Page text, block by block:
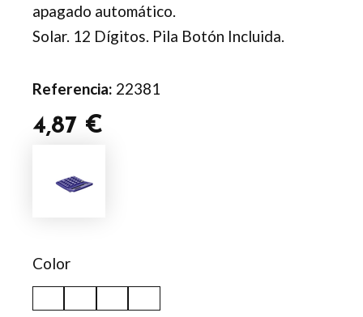
apagado automático.
Solar. 12 Dígitos. Pila Botón Incluida.
Referencia: 22381
4,87 €
Color
Arabela